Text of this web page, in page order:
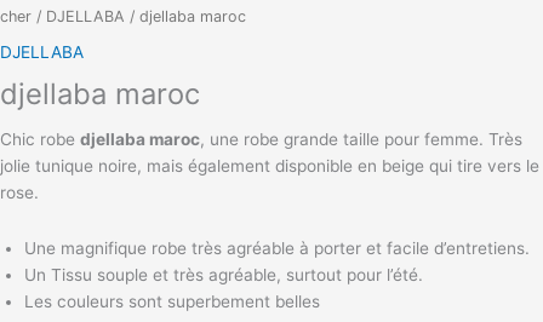
cher / DJELLABA / djellaba maroc
DJELLABA
djellaba maroc
Chic robe djellaba maroc, une robe grande taille pour femme. Très
jolie tunique noire, mais également disponible en beige qui tire vers le
rose.
Une magnifique robe très agréable à porter et facile d’entretiens.
Un Tissu souple et très agréable, surtout pour l’été.
Les couleurs sont superbement belles